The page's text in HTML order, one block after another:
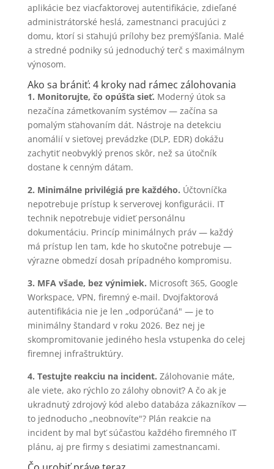
aplikácie bez viacfaktorovej autentifikácie, zdieľané
administrátorské heslá, zamestnanci pracujúci z
domu, ktorí si sťahujú prílohy bez premýšľania. Malé
a stredné podniky sú jednoduchý terč s maximálnym
výnosom.
Ako sa brániť: 4 kroky nad rámec zálohovania
1. Monitorujte, čo opúšťa sieť. Moderný útok sa
nezačína zámetkovaním systémov — začína sa
pomalým sťahovaním dát. Nástroje na detekciu
anomálií v sieťovej prevádzke (DLP, EDR) dokážu
zachytiť neobvyklý prenos skôr, než sa útočník
dostane k cenným dátam.
2. Minimálne privilégiá pre každého. Účtovníčka
nepotrebuje prístup k serverovej konfigurácii. IT
technik nepotrebuje vidieť personálnu
dokumentáciu. Princíp minimálnych práv — každý
má prístup len tam, kde ho skutočne potrebuje —
výrazne obmedzí dosah prípadného kompromisu.
3. MFA všade, bez výnimiek. Microsoft 365, Google
Workspace, VPN, firemný e-mail. Dvojfaktorová
autentifikácia nie je len „odporúčaná" — je to
minimálny štandard v roku 2026. Bez nej je
skompromitovanie jediného hesla vstupenka do celej
firemnej infraštruktúry.
4. Testujte reakciu na incident. Zálohovanie máte,
ale viete, ako rýchlo zo zálohy obnoviť? A čo ak je
ukradnutý zdrojový kód alebo databáza zákazníkov —
to jednoducho „neobnovíte"? Plán reakcie na
incident by mal byť súčasťou každého firemného IT
plánu, aj pre firmy s desiatimi zamestnancami.